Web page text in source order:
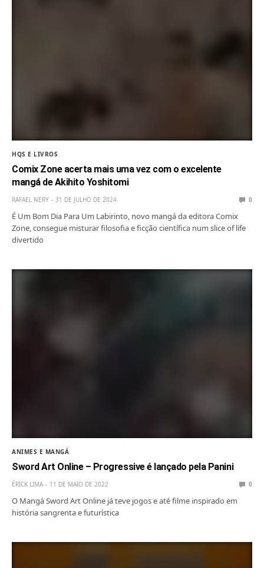
HQS E LIVROS
Comix Zone acerta mais uma vez com o excelente
mangá de Akihito Yoshitomi
RAFAEL NERY 31 DE JULHO DE 2024 0
É Um Bom Dia Para Um Labirinto, novo mangá da editora Comix
Zone, consegue misturar filosofia e ficção científica num slice of life
divertido
ANIMES E MANGÁ
Sword Art Online – Progressive é lançado pela Panini
ÉRICK LIMA 11 DE MAIO DE 2022 0
O Mangá Sword Art Online já teve jogos e até filme inspirado em
história sangrenta e futurística